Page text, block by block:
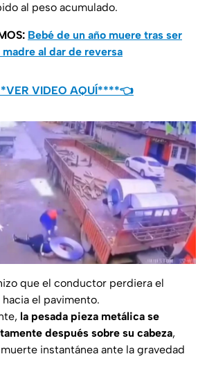
al peso acumulado.
Bebé de un año muere tras ser
al dar de reversa
VIDEO AQUÍ****👈
que el conductor perdiera el
el pavimento.
la pesada pieza metálica se
después sobre su cabeza,
instantánea ante la gravedad